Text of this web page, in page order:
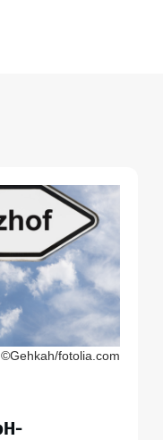
©Gehkah/fotolia.com